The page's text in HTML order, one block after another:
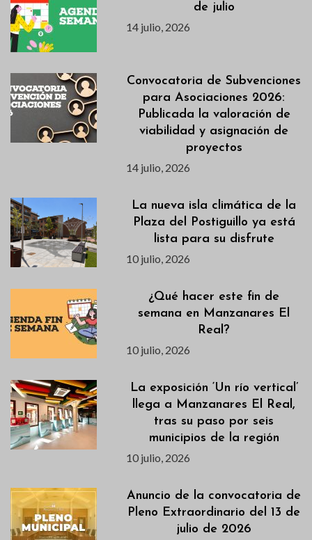
de julio
14 julio, 2026
Convocatoria de Subvenciones
para Asociaciones 2026:
Publicada la valoración de
viabilidad y asignación de
proyectos
14 julio, 2026
La nueva isla climática de la
Plaza del Postiguillo ya está
lista para su disfrute
10 julio, 2026
¿Qué hacer este fin de
semana en Manzanares El
Real?
10 julio, 2026
La exposición ‘Un río vertical’
llega a Manzanares El Real,
tras su paso por seis
municipios de la región
10 julio, 2026
Anuncio de la convocatoria de
Pleno Extraordinario del 13 de
julio de 2026